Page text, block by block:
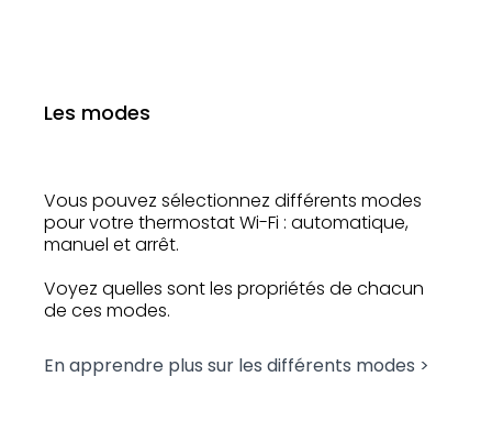
Les modes
Vous pouvez sélectionnez différents modes
pour votre thermostat Wi-Fi : automatique,
manuel et arrêt.
Voyez quelles sont les propriétés de chacun
de ces modes.
En apprendre plus sur les différents modes >